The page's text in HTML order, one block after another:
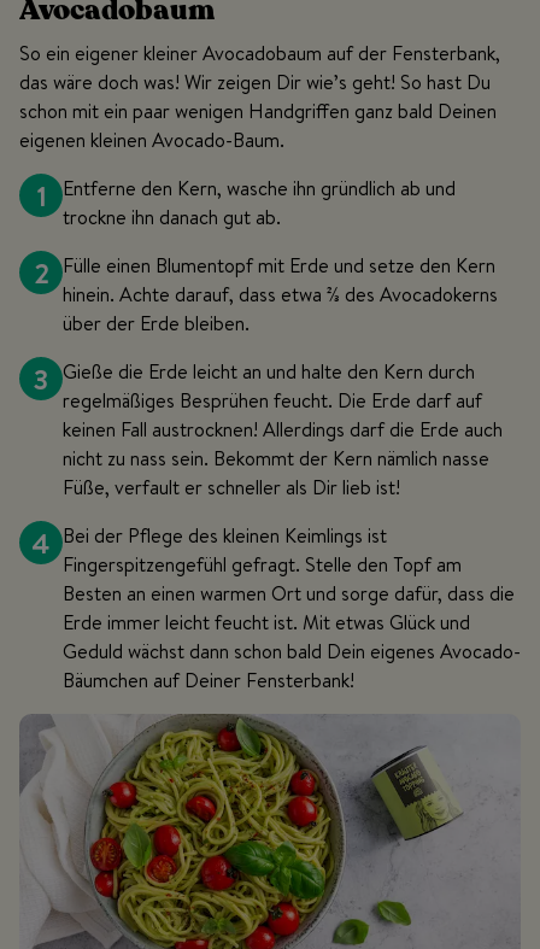
Avocadobaum
So ein eigener kleiner Avocadobaum auf der Fensterbank,
das wäre doch was! Wir zeigen Dir wie’s geht! So hast Du
schon mit ein paar wenigen Handgriffen ganz bald Deinen
eigenen kleinen Avocado-Baum.
1
Entferne den Kern, wasche ihn gründlich ab und
trockne ihn danach gut ab.
2
Fülle einen Blumentopf mit Erde und setze den Kern
hinein. Achte darauf, dass etwa ⅔ des Avocadokerns
über der Erde bleiben.
3
Gieße die Erde leicht an und halte den Kern durch
regelmäßiges Besprühen feucht. Die Erde darf auf
keinen Fall austrocknen! Allerdings darf die Erde auch
nicht zu nass sein. Bekommt der Kern nämlich nasse
Füße, verfault er schneller als Dir lieb ist!
4 Bei der Pflege des kleinen Keimlings ist
Fingerspitzengefühl gefragt. Stelle den Topf am
Besten an einen warmen Ort und sorge dafür, dass die
Erde immer leicht feucht ist. Mit etwas Glück und
Geduld wächst dann schon bald Dein eigenes Avocado-
Bäumchen auf Deiner Fensterbank!